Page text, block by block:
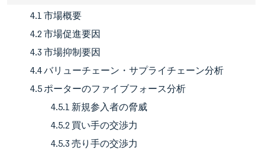
4.1 市場概要
4.2 市場促進要因
4.3 市場抑制要因
4.4 バリューチェーン・サプライチェーン分析
4.5 ポーターのファイブフォース分析
4.5.1 新規参入者の脅威
4.5.2 買い手の交渉力
4.5.3 売り手の交渉力